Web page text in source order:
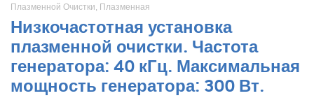
Плазменной Очистки, Плазменная
Низкочастотная установка
плазменной очистки. Частота
генератора: 40 кГц. Максимальная
мощность генератора: 300 Вт.